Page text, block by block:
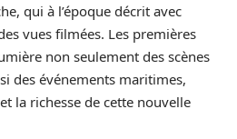
qui à l’époque décrit avec
vues filmées. Les premières
non seulement des scènes
des événements maritimes,
la richesse de cette nouvelle